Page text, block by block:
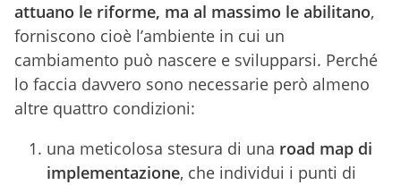
attuano le riforme, ma al massimo le abilitano,
forniscono cioè l’ambiente in cui un
cambiamento può nascere e svilupparsi. Perché
lo faccia davvero sono necessarie però almeno
altre quattro condizioni:
una meticolosa stesura di una road map di
implementazione, che individui i punti di